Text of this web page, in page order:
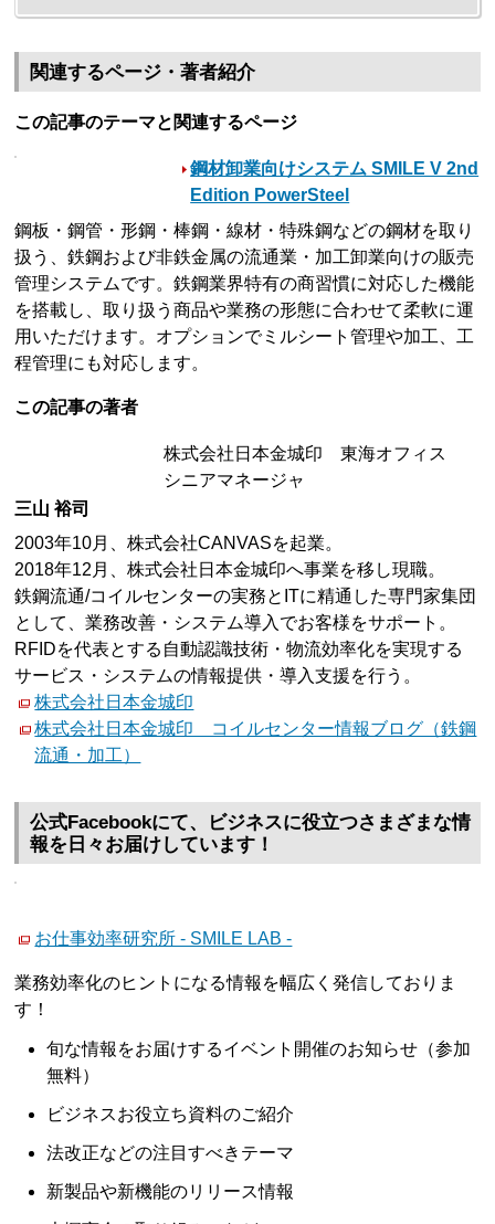
関連するページ・著者紹介
この記事のテーマと関連するページ
鋼材卸業向けシステム SMILE V 2nd
Edition PowerSteel
鋼板・鋼管・形鋼・棒鋼・線材・特殊鋼などの鋼材を取り
扱う、鉄鋼および非鉄金属の流通業・加工卸業向けの販売
管理システムです。鉄鋼業界特有の商習慣に対応した機能
を搭載し、取り扱う商品や業務の形態に合わせて柔軟に運
用いただけます。オプションでミルシート管理や加工、工
程管理にも対応します。
この記事の著者
株式会社日本金城印 東海オフィス
シニアマネージャ
三山 裕司
2003年10月、株式会社CANVASを起業。
2018年12月、株式会社日本金城印へ事業を移し現職。
鉄鋼流通/コイルセンターの実務とITに精通した専門家集団
として、業務改善・システム導入でお客様をサポート。
RFIDを代表とする自動認識技術・物流効率化を実現する
サービス・システムの情報提供・導入支援を行う。
株式会社日本金城印
株式会社日本金城印 コイルセンター情報ブログ（鉄鋼
流通・加工）
公式Facebookにて、ビジネスに役立つさまざまな情
報を日々お届けしています！
お仕事効率研究所 - SMILE LAB -
業務効率化のヒントになる情報を幅広く発信しておりま
す！
旬な情報をお届けするイベント開催のお知らせ（参加
無料）
ビジネスお役立ち資料のご紹介
法改正などの注目すべきテーマ
新製品や新機能のリリース情報